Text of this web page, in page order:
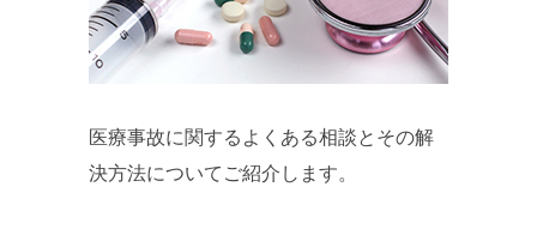
医療事故に関するよくある相談とその解
決方法についてご紹介します。